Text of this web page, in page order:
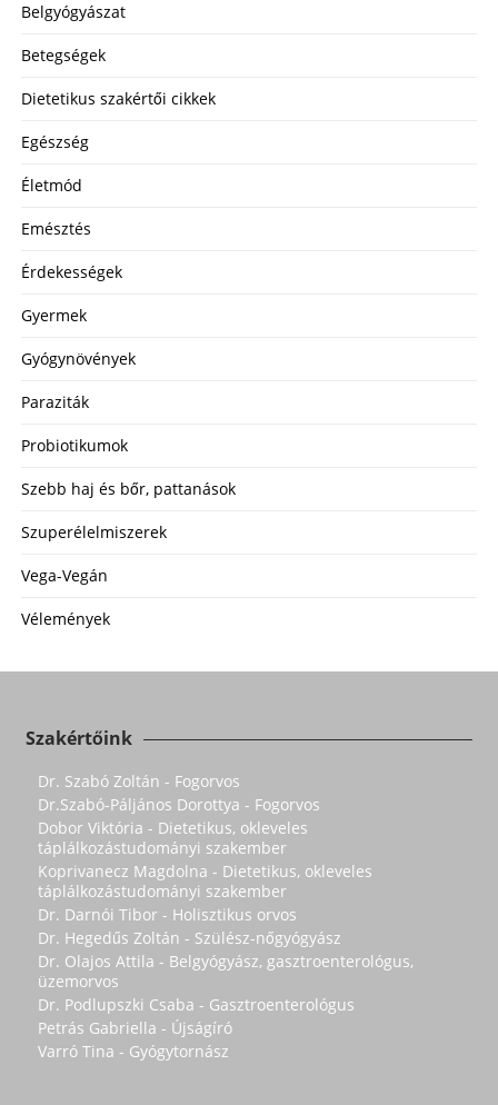
Belgyógyászat
Betegségek
Dietetikus szakértői cikkek
Egészség
Életmód
Emésztés
Érdekességek
Gyermek
Gyógynövények
Paraziták
Probiotikumok
Szebb haj és bőr, pattanások
Szuperélelmiszerek
Vega-Vegán
Vélemények
Szakértőink
Dr. Szabó Zoltán - Fogorvos
Dr.Szabó-Páljános Dorottya - Fogorvos
Dobor Viktória - Dietetikus, okleveles
táplálkozástudományi szakember
Koprivanecz Magdolna - Dietetikus, okleveles
táplálkozástudományi szakember
Dr. Darnói Tibor - Holisztikus orvos
Dr. Hegedűs Zoltán - Szülész-nőgyógyász
Dr. Olajos Attila - Belgyógyász, gasztroenterológus,
üzemorvos
Dr. Podlupszki Csaba - Gasztroenterológus
Petrás Gabriella - Újságíró
Varró Tina - Gyógytornász